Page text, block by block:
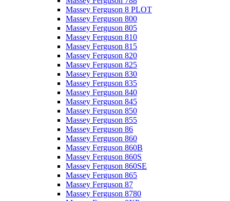
Massey Ferguson 8 PLOT
Massey Ferguson 800
Massey Ferguson 805
Massey Ferguson 810
Massey Ferguson 815
Massey Ferguson 820
Massey Ferguson 825
Massey Ferguson 830
Massey Ferguson 835
Massey Ferguson 840
Massey Ferguson 845
Massey Ferguson 850
Massey Ferguson 855
Massey Ferguson 86
Massey Ferguson 860
Massey Ferguson 860B
Massey Ferguson 860S
Massey Ferguson 860SE
Massey Ferguson 865
Massey Ferguson 87
Massey Ferguson 8780